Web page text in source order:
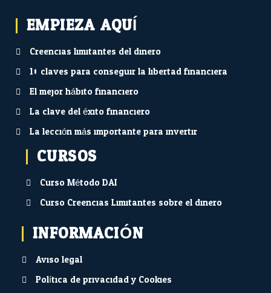
EMPIEZA AQUÍ...
Creencias limitantes del dinero
10 claves para conseguir la libertad financiera
El mejor hábito financiero
La clave del éxito financiero
La lección más importante para invertir
CURSOS
Curso Método DAI
Curso Creencias Limitantes sobre el dinero
INFORMACIÓN
Aviso legal
Política de privacidad y Cookies